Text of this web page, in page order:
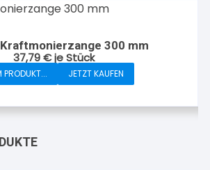
Produktseite
werden
300 mm
37,79€je Stück
PRODUKT... JETZT KAUFEN